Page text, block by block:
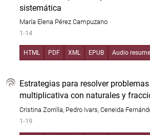
sistemática
María Elena Pérez Campuzano
1-14
HTML PDF XML EPUB Audio
Estrategias para resolver
multiplicativa con naturales y
Cristina Zorrilla, Pedro Ivars, Ceneida
1-19